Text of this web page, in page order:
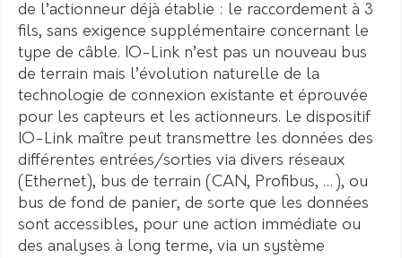
de l’actionneur déjà établie : le raccordement à 3
fils, sans exigence supplémentaire concernant le
type de câble. IO-Link n’est pas un nouveau bus
de terrain mais l’évolution naturelle de la
technologie de connexion existante et éprouvée
pour les capteurs et les actionneurs. Le dispositif
IO-Link maître peut transmettre les données des
différentes entrées/sorties via divers réseaux
(Ethernet), bus de terrain (CAN, Profibus, …), ou
bus de fond de panier, de sorte que les données
sont accessibles, pour une action immédiate ou
des analyses à long terme, via un système